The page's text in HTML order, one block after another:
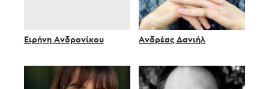
Ειρήνη Ανδρονίκου Ανδρέας Δανιήλ